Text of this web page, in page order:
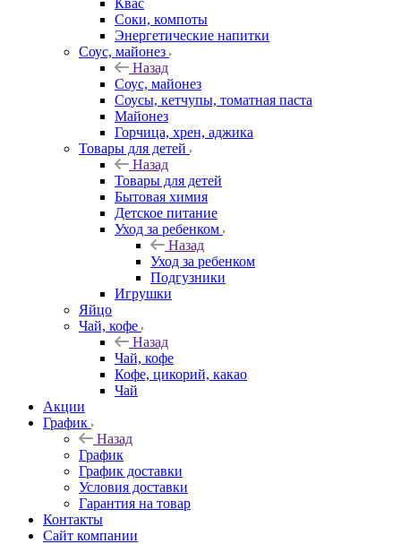
Квас
Соки, компоты
Энергетические напитки
Соус, майонез
Назад
Соус, майонез
Соусы, кетчупы, томатная паста
Майонез
Горчица, хрен, аджика
Товары для детей
Назад
Товары для детей
Бытовая химия
Детское питание
Уход за ребенком
Назад
Уход за ребенком
Подгузники
Игрушки
Яйцо
Чай, кофе
Назад
Чай, кофе
Кофе, цикорий, какао
Чай
Акции
График
Назад
График
График доставки
Условия доставки
Гарантия на товар
Контакты
Сайт компании